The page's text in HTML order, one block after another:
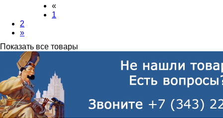
«
1
2
»
Показать все товары